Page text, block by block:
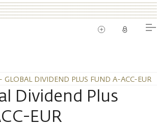
GLOBAL DIVIDEND PLUS FUND A-ACC-EUR
Dividend Plus
EUR